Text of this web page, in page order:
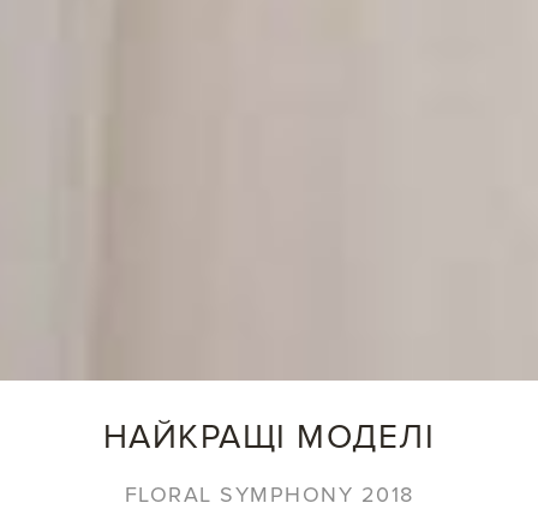
НАЙКРАЩІ МОДЕЛІ
FLORAL SYMPHONY 2018